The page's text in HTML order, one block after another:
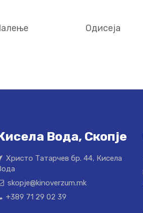
Одисеја
Вода, Скопје
Христо Татарчев бр. 44, Кисела
skopje@kinoverzum.mk
+389 71 29 02 39